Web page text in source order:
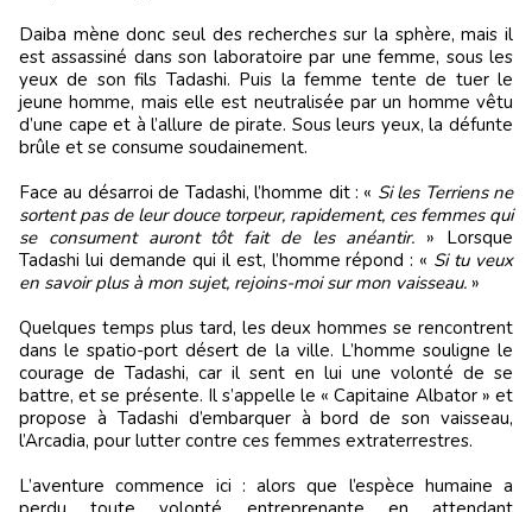
Daiba mène donc seul des recherches sur la sphère, mais il
est assassiné dans son laboratoire par une femme, sous les
yeux de son fils Tadashi. Puis la femme tente de tuer le
jeune homme, mais elle est neutralisée par un homme vêtu
d’une cape et à l’allure de pirate. Sous leurs yeux, la défunte
brûle et se consume soudainement.
Face au désarroi de Tadashi, l’homme dit : « Si les Terriens ne
sortent pas de leur douce torpeur, rapidement, ces femmes qui
se consument auront tôt fait de les anéantir. » Lorsque
Tadashi lui demande qui il est, l’homme répond : « Si tu veux
en savoir plus à mon sujet, rejoins-moi sur mon vaisseau. »
Quelques temps plus tard, les deux hommes se rencontrent
dans le spatio-port désert de la ville. L’homme souligne le
courage de Tadashi, car il sent en lui une volonté de se
battre, et se présente. Il s’appelle le « Capitaine Albator » et
propose à Tadashi d’embarquer à bord de son vaisseau,
l’Arcadia, pour lutter contre ces femmes extraterrestres.
L’aventure commence ici : alors que l’espèce humaine a